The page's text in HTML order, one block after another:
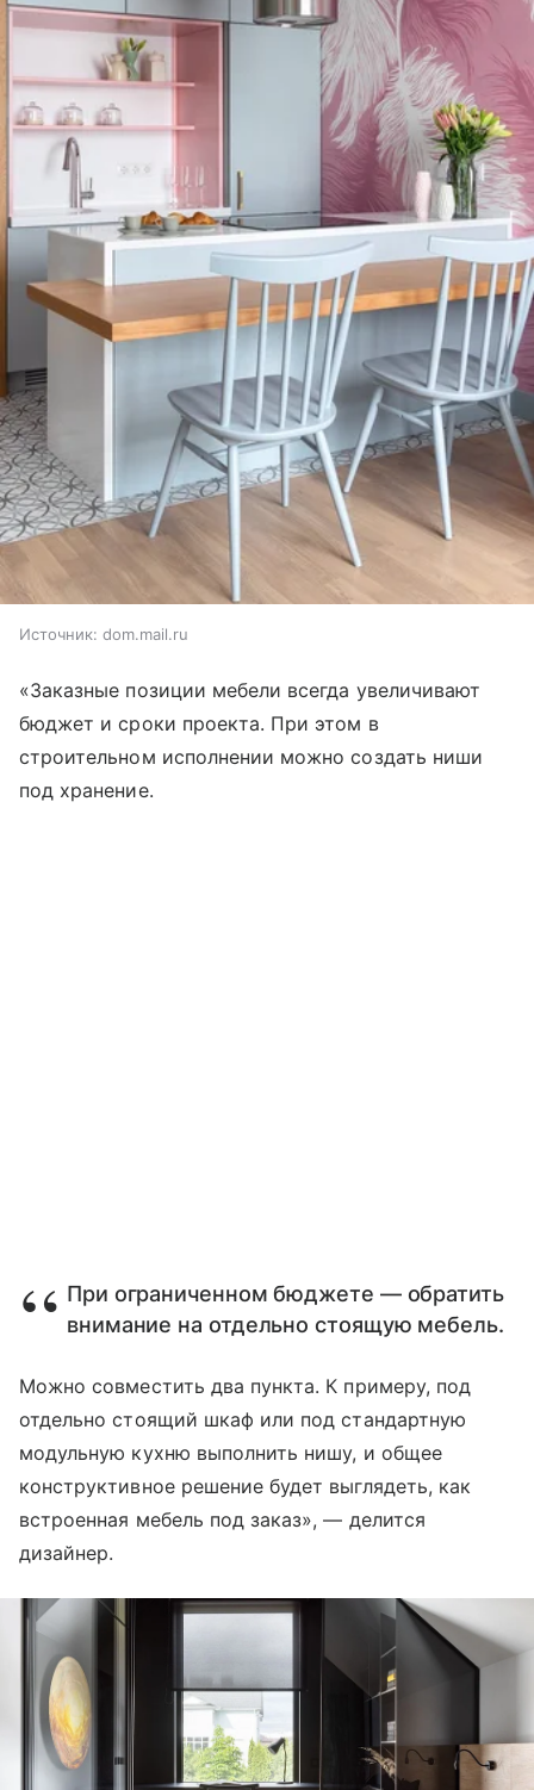
Источник: dom.mail.ru
«Заказные позиции мебели всегда увеличивают
бюджет и сроки проекта. При этом в
строительном исполнении можно создать ниши
под хранение.
При ограниченном бюджете — обратить
внимание на отдельно стоящую мебель.
Можно совместить два пункта. К примеру, под
отдельно стоящий шкаф или под стандартную
модульную кухню выполнить нишу, и общее
конструктивное решение будет выглядеть, как
встроенная мебель под заказ», — делится
дизайнер.